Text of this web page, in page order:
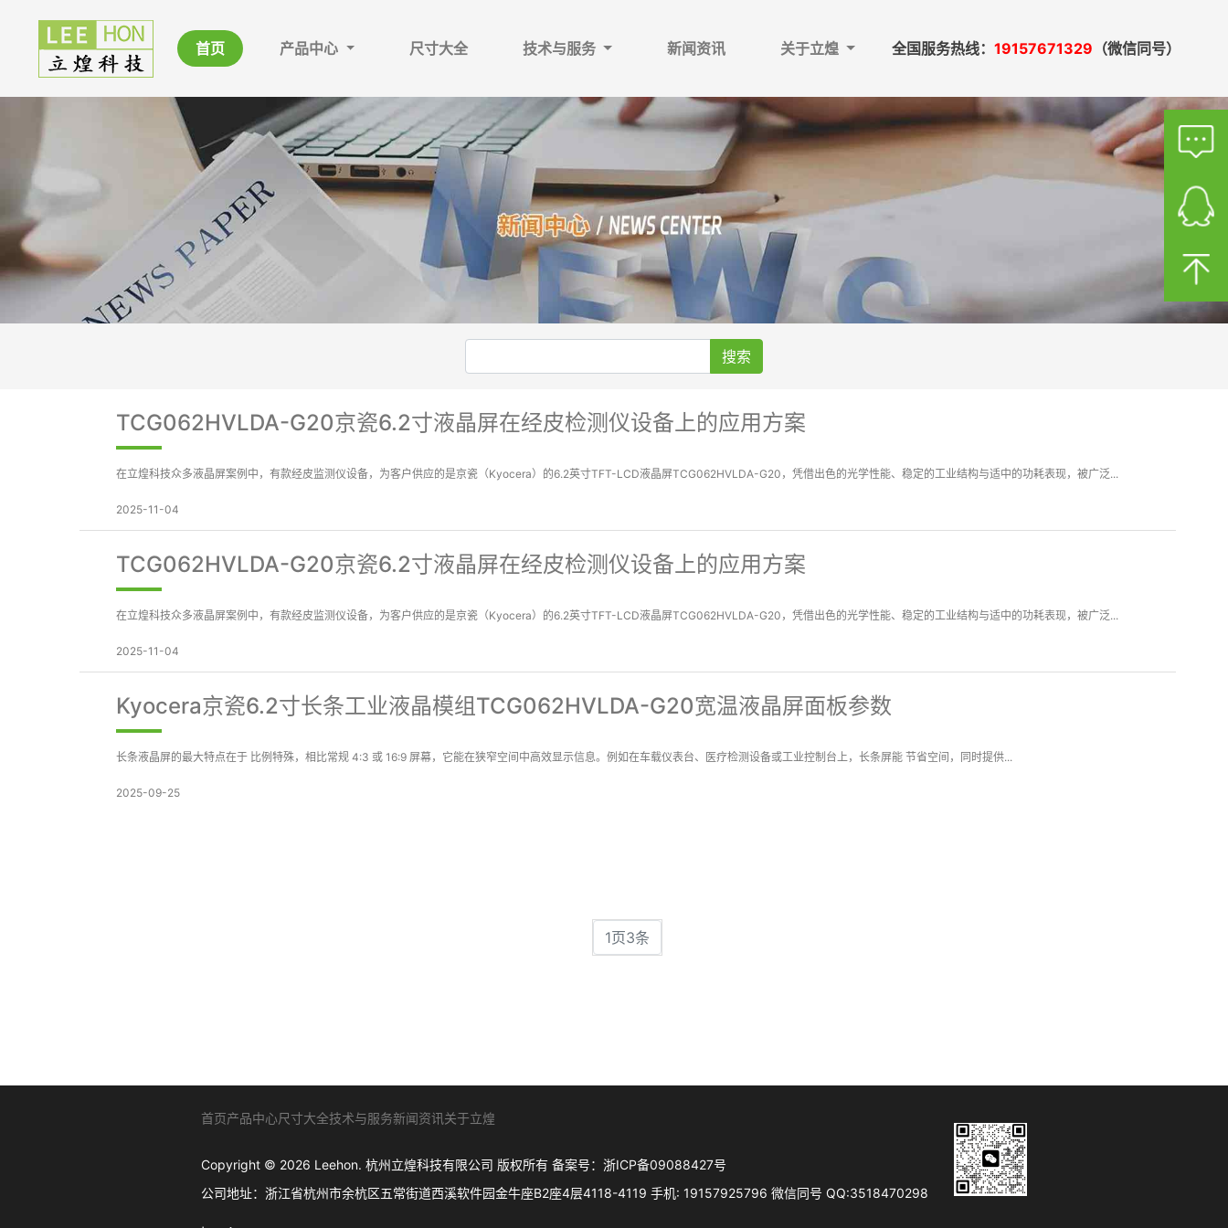
首页 产品中心 尺寸大全 技术与服务 新闻资讯 关于立煌 全国服务热线： 19157671329 （微信同号）
搜索
TCG062HVLDA-G20京瓷6.2寸液晶屏在经皮检测仪设备上的应用方案
在立煌科技众多液晶屏案例中，有款经皮监测仪设备，为客户供应的是京瓷（Kyocera）的6.2英寸TFT-LCD液晶屏TCG062HVLDA-G20，凭借出色的光学性能、稳定的工业结构与适中的功耗表现，被广泛...
2025-11-04
TCG062HVLDA-G20京瓷6.2寸液晶屏在经皮检测仪设备上的应用方案
在立煌科技众多液晶屏案例中，有款经皮监测仪设备，为客户供应的是京瓷（Kyocera）的6.2英寸TFT-LCD液晶屏TCG062HVLDA-G20，凭借出色的光学性能、稳定的工业结构与适中的功耗表现，被广泛...
2025-11-04
Kyocera京瓷6.2寸长条工业液晶模组TCG062HVLDA-G20宽温液晶屏面板参数
长条液晶屏的最大特点在于 比例特殊，相比常规 4:3 或 16:9 屏幕，它能在狭窄空间中高效显示信息。例如在车载仪表台、医疗检测设备或工业控制台上，长条屏能 节省空间，同时提供...
2025-09-25
1页3条
首页产品中心尺寸大全技术与服务新闻资讯关于立煌
Copyright © 2026 Leehon. 杭州立煌科技有限公司 版权所有 备案号： 浙ICP备09088427号
公司地址：浙江省杭州市余杭区五常街道西溪软件园金牛座B2座4层4118-4119 手机: 19157925796 微信同号 QQ:3518470298